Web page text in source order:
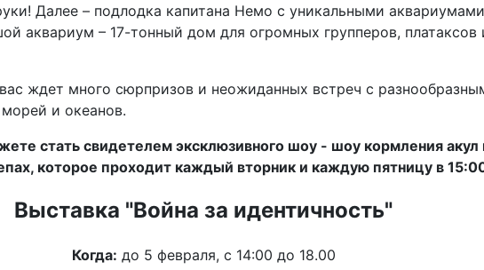
Далее – подлодка капитана Немо с уникальными
аквариум – 17-тонный дом для огромных групперов, платаксов
ждет много сюрпризов и неожиданных встреч с
и океанов.
стать свидетелем эксклюзивного шоу - шоу кормления акул
которое проходит каждый вторник и каждую пятницу в
Выставка "Война за идентичность"
Когда: до 5 февраля, с 14:00 до 18.00